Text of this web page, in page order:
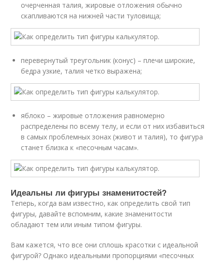
очерченная талия, жировые отложения обычно
скапливаются на нижней части туловища;
перевернутый треугольник (конус) – плечи широкие,
бедра узкие, талия четко выражена;
яблоко – жировые отложения равномерно
распределены по всему телу, и если от них избавиться
в самых проблемных зонах (живот и талия), то фигура
станет близка к «песочным часам».
Идеальны ли фигуры знаменитостей?
Теперь, когда вам известно, как определить свой тип
фигуры, давайте вспомним, какие знаменитости
обладают тем или иным типом фигуры.
Вам кажется, что все они сплошь красотки с идеальной
фигурой? Однако идеальными пропорциями «песочных